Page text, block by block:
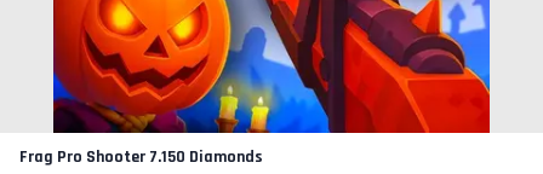
Frag Pro Shooter 7.150 Diamonds